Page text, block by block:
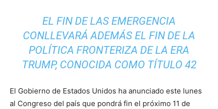
EL FIN DE LAS EMERGENCIA
CONLLEVARÁ ADEMÁS EL FIN DE LA
POLÍTICA FRONTERIZA DE LA ERA
TRUMP, CONOCIDA COMO TÍTULO 42
El Gobierno de Estados Unidos ha anunciado este lunes
al Congreso del país que pondrá fin el próximo 11 de